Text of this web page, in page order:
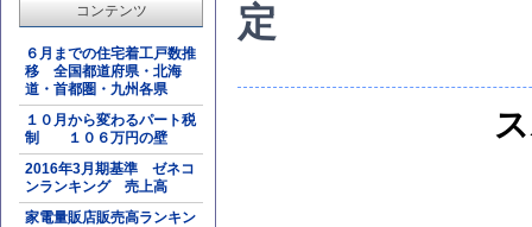
コンテンツ
６月までの住宅着工戸数推
移 全国都道府県・北海
道・首都圏・九州各県
１０月から変わるパート税
制 １０６万円の壁
2016年3月期基準 ゼネコ
ンランキング 売上高
家電量販店販売高ランキン
定